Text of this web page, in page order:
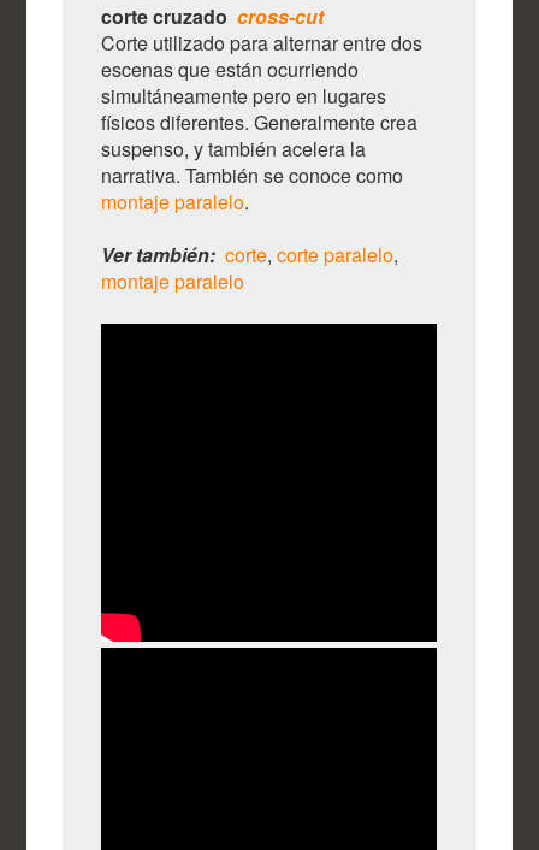
corte cruzado cross-cut
Corte utilizado para alternar entre dos
escenas que están ocurriendo
simultáneamente pero en lugares
físicos diferentes. Generalmente crea
suspenso, y también acelera la
narrativa. También se conoce como
montaje paralelo.
Ver también: corte,corte paralelo,
montaje paralelo